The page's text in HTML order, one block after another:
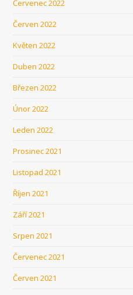
Červenec 2022
Červen 2022
Květen 2022
Duben 2022
Březen 2022
Únor 2022
Leden 2022
Prosinec 2021
Listopad 2021
Říjen 2021
Září 2021
Srpen 2021
Červenec 2021
Červen 2021